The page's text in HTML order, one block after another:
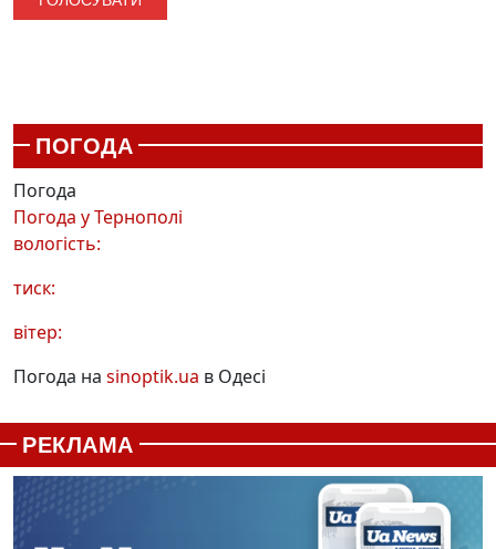
ПОГОДА
Погода
Погода уТернополі
вологість:
тиск:
вітер:
Погода на sinoptik.ua в Одесі
РЕКЛАМА